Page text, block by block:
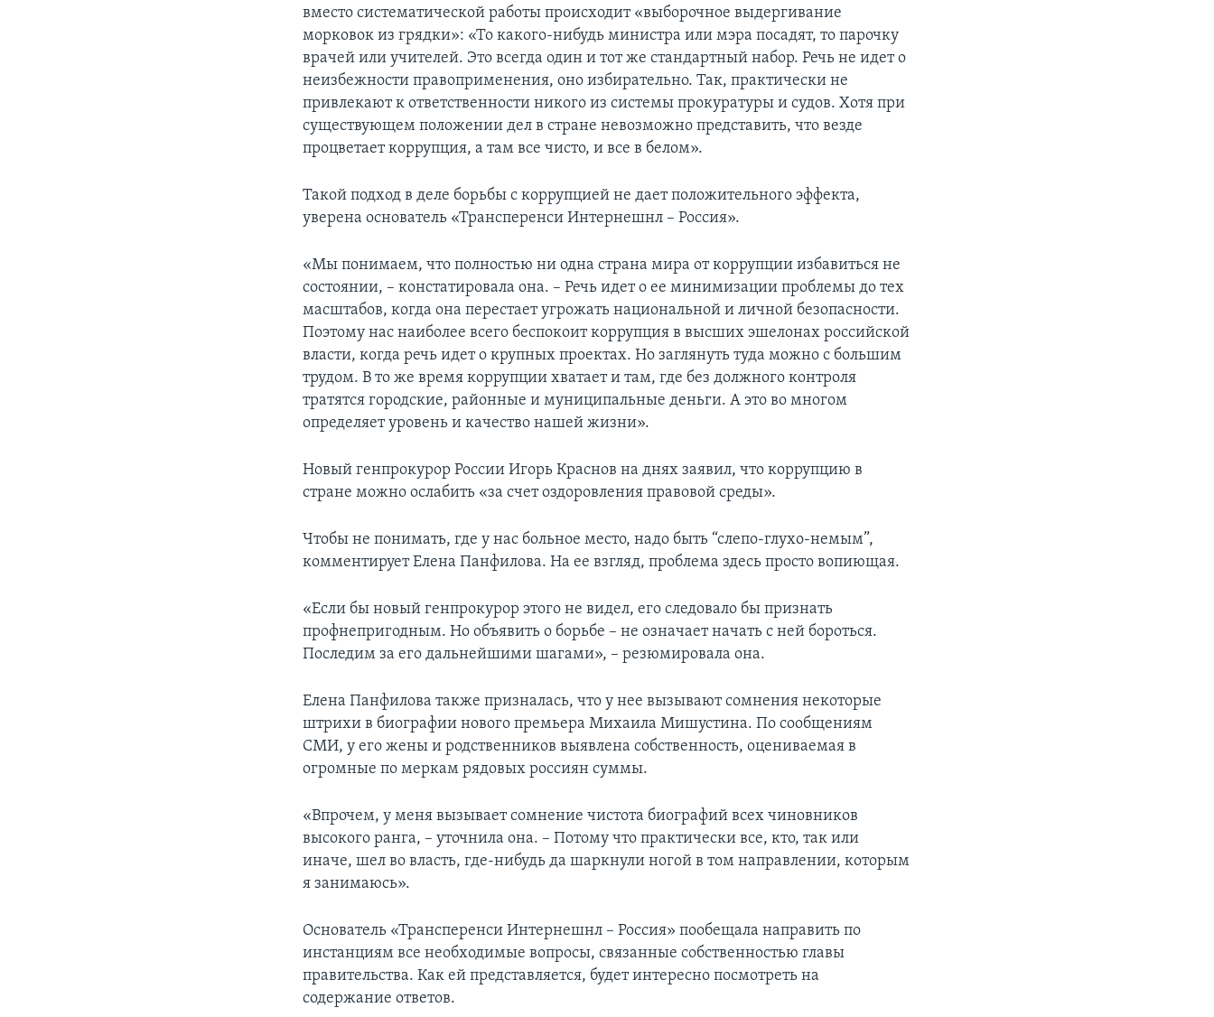
вместо систематической работы происходит «выборочное выдергивание
морковок из грядки»: «То какого-нибудь министра или мэра посадят, то парочку
врачей или учителей. Это всегда один и тот же стандартный набор. Речь не идет о
неизбежности правоприменения, оно избирательно. Так, практически не
привлекают к ответственности никого из системы прокуратуры и судов. Хотя при
существующем положении дел в стране невозможно представить, что везде
процветает коррупция, а там все чисто, и все в белом».
Такой подход в деле борьбы с коррупцией не дает положительного эффекта,
уверена основатель «Трансперенси Интернешнл – Россия».
«Мы понимаем, что полностью ни одна страна мира от коррупции избавиться не
состоянии, – констатировала она. – Речь идет о ее минимизации проблемы до тех
масштабов, когда она перестает угрожать национальной и личной безопасности.
Поэтому нас наиболее всего беспокоит коррупция в высших эшелонах российской
власти, когда речь идет о крупных проектах. Но заглянуть туда можно с большим
трудом. В то же время коррупции хватает и там, где без должного контроля
тратятся городские, районные и муниципальные деньги. А это во многом
определяет уровень и качество нашей жизни».
Новый генпрокурор России Игорь Краснов на днях заявил, что коррупцию в
стране можно ослабить «за счет оздоровления правовой среды».
Чтобы не понимать, где у нас больное место, надо быть “слепо-глухо-немым”,
комментирует Елена Панфилова. На ее взгляд, проблема здесь просто вопиющая.
«Если бы новый генпрокурор этого не видел, его следовало бы признать
профнепригодным. Но объявить о борьбе – не означает начать с ней бороться.
Последим за его дальнейшими шагами», – резюмировала она.
Елена Панфилова также призналась, что у нее вызывают сомнения некоторые
штрихи в биографии нового премьера Михаила Мишустина. По сообщениям
СМИ, у его жены и родственников выявлена собственность, оцениваемая в
огромные по меркам рядовых россиян суммы.
«Впрочем, у меня вызывает сомнение чистота биографий всех чиновников
высокого ранга, – уточнила она. – Потому что практически все, кто, так или
иначе, шел во власть, где-нибудь да шаркнули ногой в том направлении, которым
я занимаюсь».
Основатель «Трансперенси Интернешнл – Россия» пообещала направить по
инстанциям все необходимые вопросы, связанные собственностью главы
правительства. Как ей представляется, будет интересно посмотреть на
содержание ответов.